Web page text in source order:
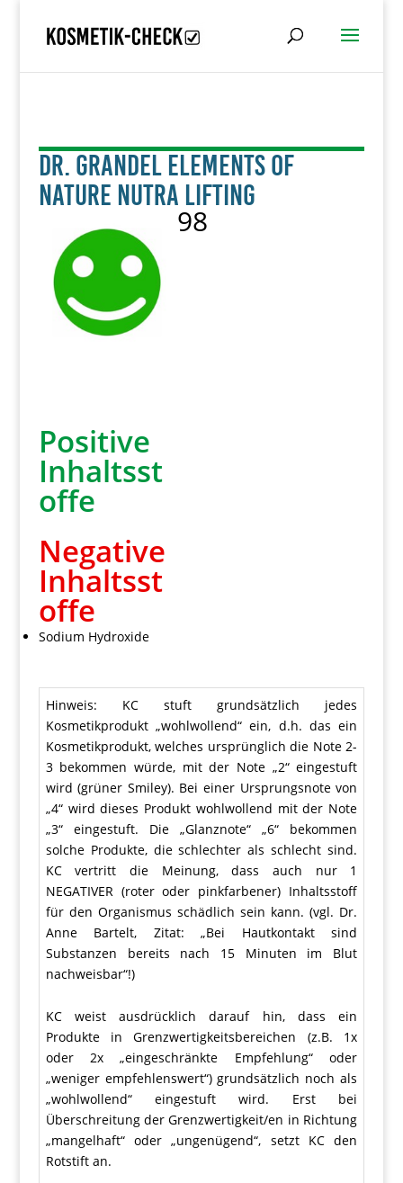
Dr. Grandel Elements of
Nature Nutra Lifting
98
Positive
Inhaltsst
offe
Negative
Inhaltsst
offe
Sodium Hydroxide
Hinweis: KC stuft grundsätzlich jedes
Kosmetikprodukt „wohlwollend“ ein, d.h. das ein
Kosmetikprodukt, welches ursprünglich die Note 2-
3 bekommen würde, mit der Note „2“ eingestuft
wird (grüner Smiley). Bei einer Ursprungsnote von
„4“ wird dieses Produkt wohlwollend mit der Note
„3“ eingestuft. Die „Glanznote“ „6“ bekommen
solche Produkte, die schlechter als schlecht sind.
KC vertritt die Meinung, dass auch nur 1
NEGATIVER (roter oder pinkfarbener) Inhaltsstoff
für den Organismus schädlich sein kann. (vgl. Dr.
Anne Bartelt, Zitat: „Bei Hautkontakt sind
Substanzen bereits nach 15 Minuten im Blut
nachweisbar“!)
KC weist ausdrücklich darauf hin, dass ein
Produkte in Grenzwertigkeitsbereichen (z.B. 1x
oder 2x „eingeschränkte Empfehlung“ oder
„weniger empfehlenswert“) grundsätzlich noch als
„wohlwollend“ eingestuft wird. Erst bei
Überschreitung der Grenzwertigkeit/en in Richtung
„mangelhaft“ oder „ungenügend“, setzt KC den
Rotstift an.